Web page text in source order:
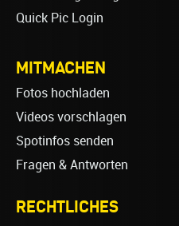
Quick Pic Login
MITMACHEN
Fotos hochladen
Videos vorschlagen
Spotinfos senden
Fragen & Antworten
RECHTLICHES